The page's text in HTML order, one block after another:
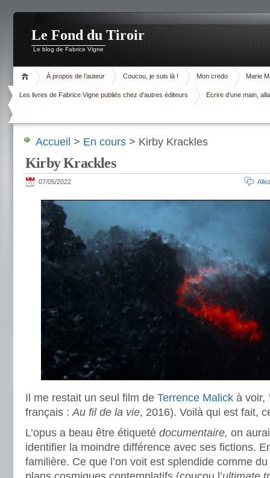
Le Fond du Tiroir
Le blog de Fabrice Vigne
À propos de l’auteur Coucou, je suis là ! Mon credo Marie
Les livres de Fabrice Vigne publiés chez d’autres éditeurs Ecrire d’une main,
Accueil > En cours > Kirby Krackles
Kirby Krackles
07/05/2022
Il me restait un seul film de Terrence Malick à voir,
français :Au fil de la vie, 2016). Voilà qui est fait,
L’opus a beau être étiqueté documentaire, on
identifier la moindre différence avec ses fictions.
familière. Ce que l’on voit est splendide comme